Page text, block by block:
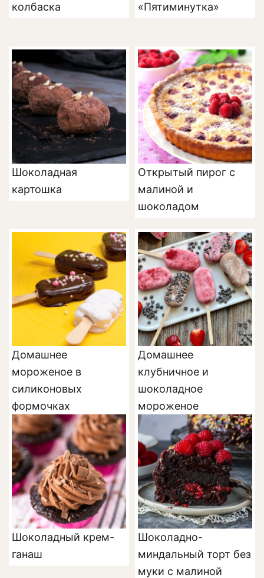
колбаска
«Пятиминутка»
Шоколадная
картошка
Открытый пирог с
малиной и
шоколадом
Домашнее
мороженое в
силиконовых
формочках
Домашнее
клубничное и
шоколадное
мороженое
Шоколадный крем-
ганаш
Шоколадно-
миндальный торт без
муки с малиной